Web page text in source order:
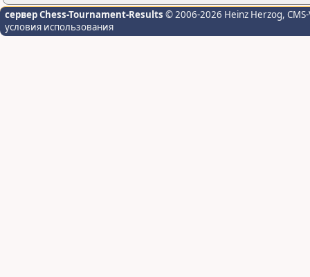
сервер Chess-Tournament-Results © 2006-2026 Heinz Herzog,
условия использования